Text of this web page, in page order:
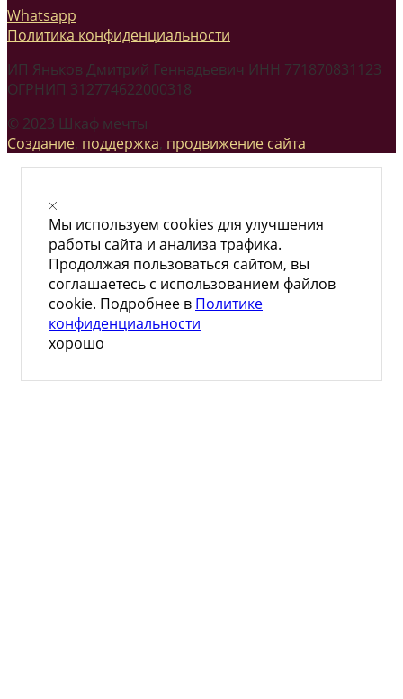
Whatsapp
Политика конфиденциальности
ИП Яньков Дмитрий Геннадьевич ИНН 771870831123
ОГРНИП 312774622000318
© 2023 Шкаф мечты
Создание, поддержка, продвижение сайта
Мы используем cookies для улучшения
работы сайта и анализа трафика.
Продолжая пользоваться сайтом, вы
соглашаетесь с использованием файлов
cookie. Подробнее в Политике
конфиденциальности
хорошо